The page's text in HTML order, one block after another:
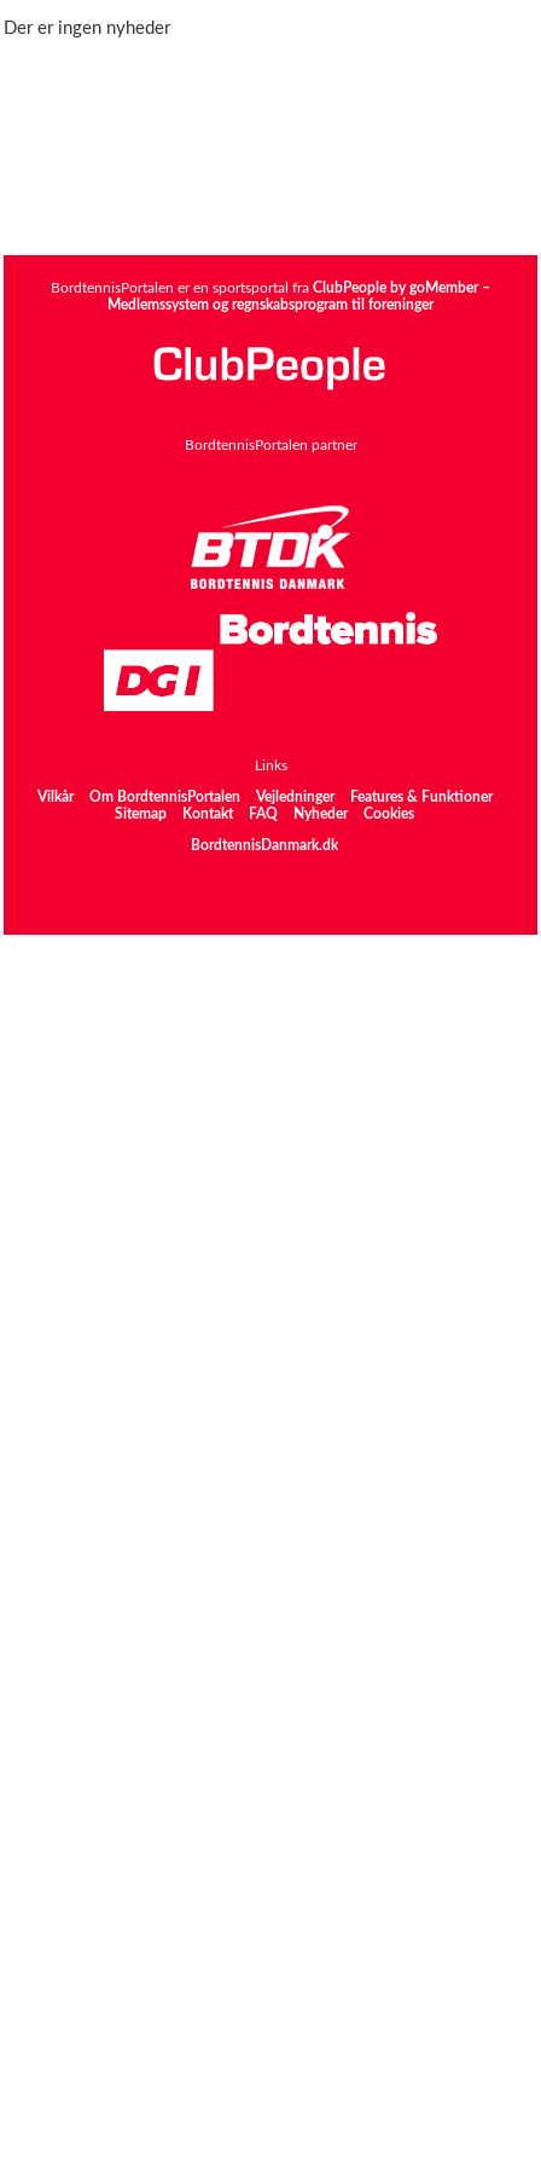
Der er ingen nyheder
BordtennisPortalen er en sportsportal fra ClubPeople by goMember –
Medlemssystem og regnskabsprogram til foreninger
BordtennisPortalen partner
Links
Vilkår Om BordtennisPortalen Vejledninger
Features & Funktioner
Sitemap
Kontakt FAQ Nyheder Cookies
BordtennisDanmark.dk